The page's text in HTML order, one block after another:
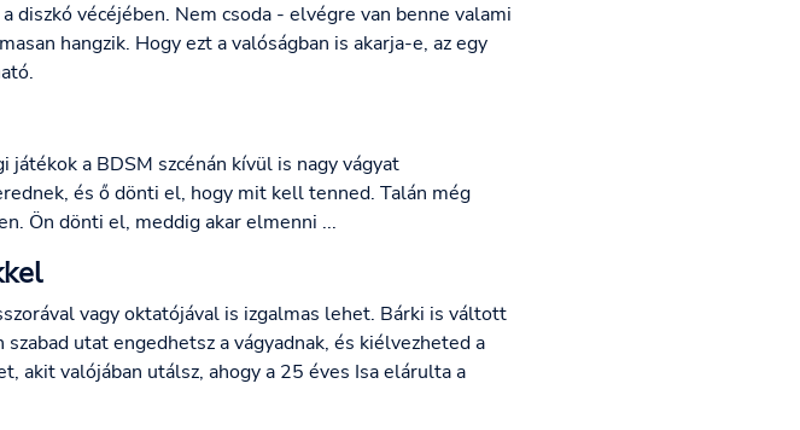
diszkó vécéjében. Nem csoda - elvégre van benne valami
hangzik. Hogy ezt a valóságban is akarja-e, az egy
a BDSM szcénán kívül is nagy vágyat
és ő dönti el, hogy mit kell tenned. Talán még
Ön dönti el, meddig akar elmenni ...
vagy oktatójával is izgalmas lehet. Bárki is váltott
utat engedhetsz a vágyadnak, és kiélvezheted a
akit valójában utálsz, ahogy a 25 éves Isa elárulta a